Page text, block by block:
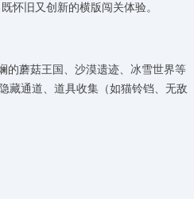
怀旧又创新的横版闯关体验。
的蘑菇王国、沙漠遗迹、冰雪世界等
藏通道、道具收集（如猫铃铛、无敌